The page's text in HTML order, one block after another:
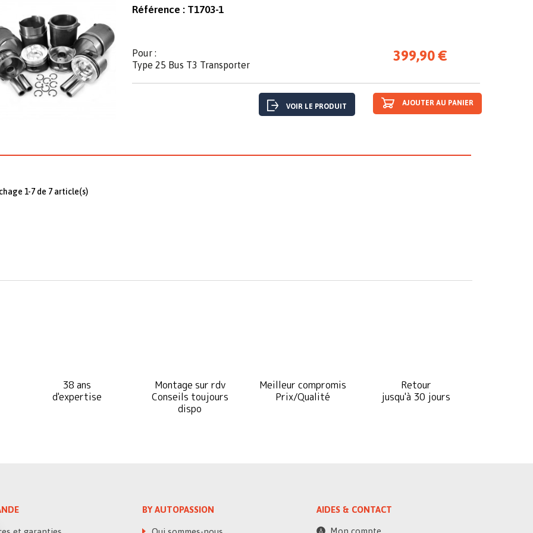
Référence : T1703-1
Pour :
Type 25 Bus T3 Transporter
399,90 €
VOIR LE PRODUIT AJOUTER AU PANIER
1-7 de 7 article(s)
38 ans
d'expertise
Montage sur rdv
Conseils toujours
dispo
Meilleur compromis
Prix/Qualité
Retour
jusqu'à 30 jours
BY AUTOPASSION AIDES & CONTACT
Mon compte